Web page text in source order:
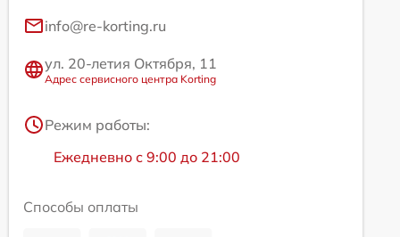
info@re-korting.ru
ул. 20-летия Октября, 11
Адрес сервисного центра Korting
Режим работы:
Ежедневно с 9:00 до 21:00
Способы оплаты